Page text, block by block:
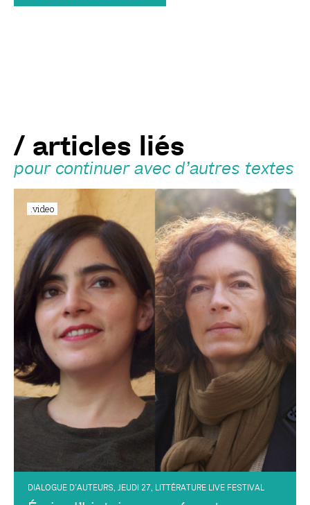
/ articles liés
pour continuer avec d’autres textes
.video
DIALOGUE D’AUTEURS, JEUDI 27, LITTÉRATURE LIVE FESTIVAL